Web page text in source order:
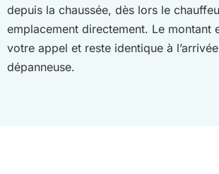
depuis la chaussée, dès lors le
emplacement directement. Le montant
votre appel et reste identique à
dépanneuse.